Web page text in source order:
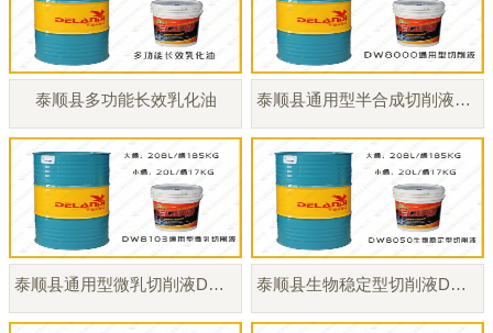
泰顺县多功能长效乳化油 泰顺县通用型半合成切削液DW8000
泰顺县通用型微乳切削液DW8103 泰顺县生物稳定型切削液DW8050